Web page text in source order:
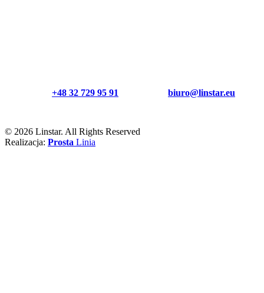
+48 32 729 95 91 biuro@linstar.eu
© 2026 Linstar. All Rights Reserved
Realizacja: Prosta Linia